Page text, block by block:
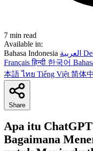
7 min read
Available in:
Bahasa Indonesia
Françaisहिन्दी 한국어
本語ไทย Tiếng Việt 简体
Share
Apa itu
Bagaimana